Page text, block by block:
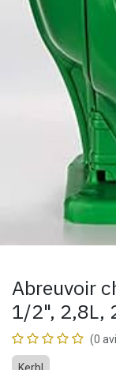
Abreuvoir
1/2", 2,8L,
(0